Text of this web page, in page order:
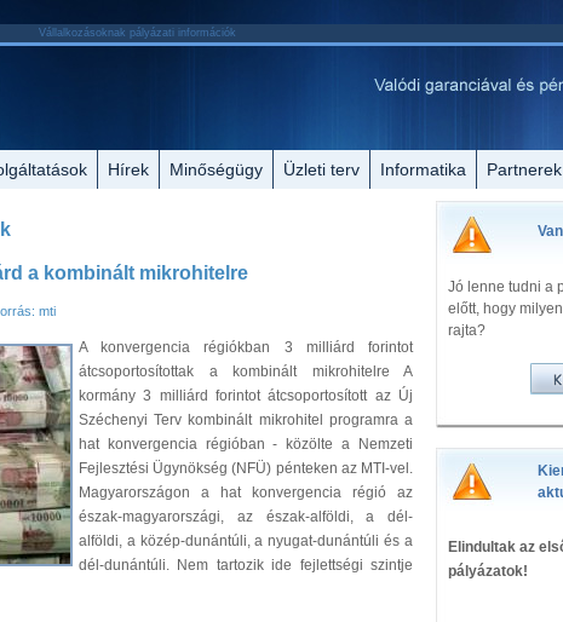
Vállalkozásoknak pályázati információk
Hírek Minőségügy Üzleti terv Informatika Partnerek
a kombinált mikrohitelre
mti
A konvergencia régiókban 3 milliárd forintot
átcsoportosítottak a kombinált mikrohitelre A
kormány 3 milliárd forintot átcsoportosított az Új
Széchenyi Terv kombinált mikrohitel programra a
hat konvergencia régióban - közölte a Nemzeti
Fejlesztési Ügynökség (NFÜ) pénteken az MTI-vel.
Magyarországon a hat konvergencia régió az
észak-magyarországi, az észak-alföldi, a dél-
alföldi, a közép-dunántúli, a nyugat-dunántúli és a
dél-dunántúli. Nem tartozik ide fejlettségi szintje
Jó lenne tudni a
előtt, hogy
rajta?
Elindultak az
pályázatok!